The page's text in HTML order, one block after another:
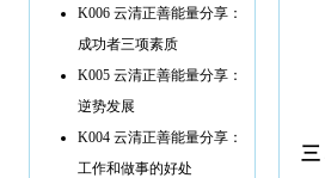
K006 云清正善能量分享：
成功者三项素质
K005 云清正善能量分享：
逆势发展
K004 云清正善能量分享：
工作和做事的好处
三